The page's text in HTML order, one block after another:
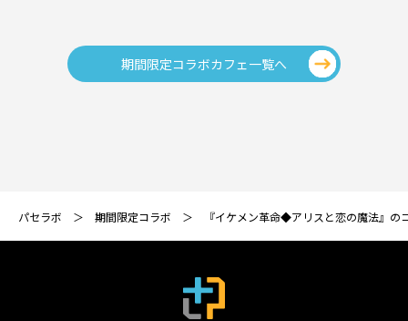
期間限定コラボカフェ一覧へ
パセラボ 期間限定コラボ 『イケメン革命◆アリスと恋の魔法』